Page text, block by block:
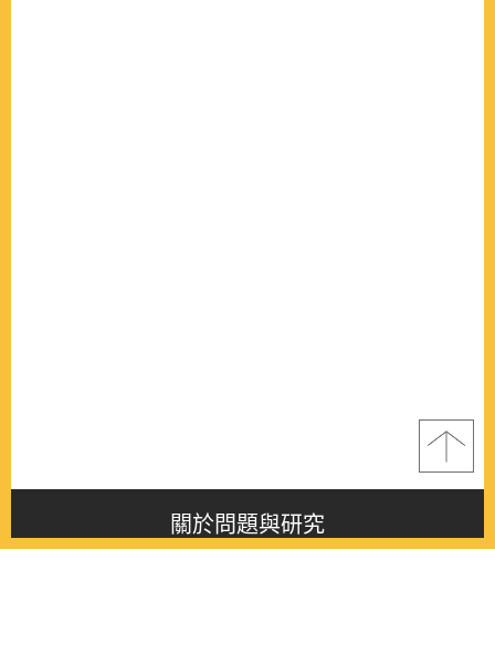
關於問題與研究
About this journal